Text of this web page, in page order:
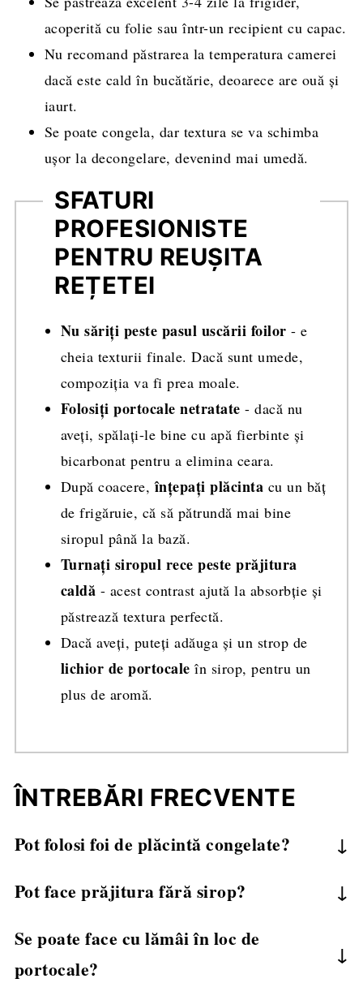
acoperită cu folie sau într-un recipient cu capac.
Nu recomand păstrarea la temperatura camerei
dacă este cald în bucătărie, deoarece are ouă și
iaurt.
Se poate congela, dar textura se va schimba
ușor la decongelare, devenind mai umedă.
SFATURI
PROFESIONISTE
PENTRU REUȘITA
REȚETEI
Nu săriți peste pasul uscării foilor - e
cheia texturii finale. Dacă sunt umede,
compoziția va fi prea moale.
Folosiți portocale netratate - dacă nu
aveți, spălați-le bine cu apă fierbinte și
bicarbonat pentru a elimina ceara.
După coacere,înțepați plăcinta cu un băț
de frigăruie, că să pătrundă mai bine
siropul până la bază.
Turnați siropul rece peste prăjitura
caldă - acest contrast ajută la absorbție și
păstrează textura perfectă.
Dacă aveți, puteți adăuga și un strop de
lichior de portocale în sirop, pentru un
plus de aromă.
ÎNTREBĂRI FRECVENTE
Pot folosi foi de plăcintă congelate?
la frigider.
Pot face prăjitura fără sirop?
Nu e recomandat - portokalopita este prin
definiție o prăjitură însiropată. Fără sirop,
Se poate face cu lămâi în loc de
portocale?